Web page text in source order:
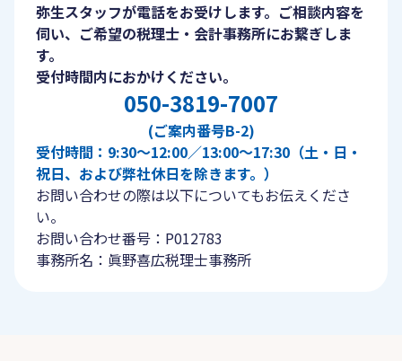
弥生スタッフが電話をお受けします。ご相談内容を
伺い、ご希望の税理士・会計事務所にお繋ぎしま
す。
受付時間内におかけください。
050-3819-7007
(ご案内番号B-2)
受付時間：9:30〜12:00／13:00〜17:30（土・日・
祝日、および弊社休日を除きます。）
お問い合わせの際は以下についてもお伝えくださ
い。
お問い合わせ番号：P012783
事務所名：眞野喜広税理士事務所